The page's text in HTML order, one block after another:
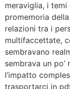
meraviglia, i
promemoria
relazioni tra i
multifaccettate,
sembravano
sembrava un
l’impatto
trasportarci in